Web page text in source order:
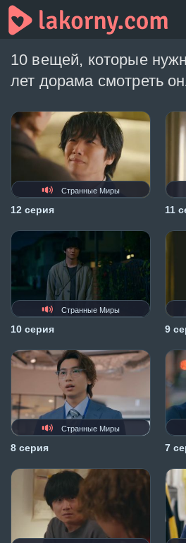
10 вещей, которые
лет дорама смотреть
Странные Миры
12 серия 11
Странные Миры
10 серия 9
Странные Миры
8 серия 7